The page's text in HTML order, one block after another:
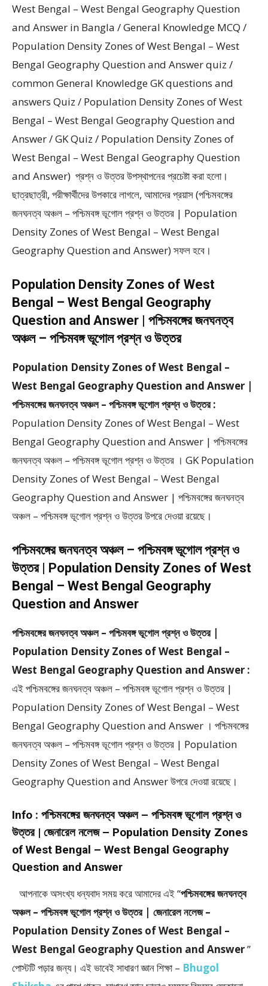
West Bengal – West Bengal Geography Question
and Answer in Bangla / General Knowledge MCQ /
Population Density Zones of West Bengal – West
Bengal Geography Question and Answer quiz /
common General Knowledge GK questions and
answers Quiz / Population Density Zones of West
Bengal – West Bengal Geography Question and
Answer / GK Quiz / Population Density Zones of
West Bengal – West Bengal Geography Question
and Answer) প্রশ্ন ও উত্তর উপস্থাপনের প্রচেষ্টা করা হলাে।
ছাত্রছাত্রী, পরীক্ষার্থীদের উপকারে লাগলে, আমাদের প্রয়াস (পশ্চিমবঙ্গের
জনঘনত্ব অঞ্চল – পশ্চিমবঙ্গ ভূগোল প্রশ্ন ও উত্তর | Population
Density Zones of West Bengal – West Bengal
Geography Question and Answer) সফল হবে।
Population Density Zones of West
Bengal – West Bengal Geography
Question and Answer | পশ্চিমবঙ্গের জনঘনত্ব
অঞ্চল – পশ্চিমবঙ্গ ভূগোল প্রশ্ন ও উত্তর
Population Density Zones of West Bengal –
West Bengal Geography Question and Answer |
পশ্চিমবঙ্গের জনঘনত্ব অঞ্চল – পশ্চিমবঙ্গ ভূগোল প্রশ্ন ও উত্তর :
Population Density Zones of West Bengal – West
Bengal Geography Question and Answer | পশ্চিমবঙ্গের
জনঘনত্ব অঞ্চল – পশ্চিমবঙ্গ ভূগোল প্রশ্ন ও উত্তর । GK Population
Density Zones of West Bengal – West Bengal
Geography Question and Answer | পশ্চিমবঙ্গের জনঘনত্ব
অঞ্চল – পশ্চিমবঙ্গ ভূগোল প্রশ্ন ও উত্তর উপরে দেওয়া রয়েছে।
পশ্চিমবঙ্গের জনঘনত্ব অঞ্চল – পশ্চিমবঙ্গ ভূগোল প্রশ্ন ও
উত্তর | Population Density Zones of West
Bengal – West Bengal Geography
Question and Answer
পশ্চিমবঙ্গের জনঘনত্ব অঞ্চল – পশ্চিমবঙ্গ ভূগোল প্রশ্ন ও উত্তর |
Population Density Zones of West Bengal –
West Bengal Geography Question and Answer :
এই পশ্চিমবঙ্গের জনঘনত্ব অঞ্চল – পশ্চিমবঙ্গ ভূগোল প্রশ্ন ও উত্তর |
Population Density Zones of West Bengal – West
Bengal Geography Question and Answer । পশ্চিমবঙ্গের
জনঘনত্ব অঞ্চল – পশ্চিমবঙ্গ ভূগোল প্রশ্ন ও উত্তর | Population
Density Zones of West Bengal – West Bengal
Geography Question and Answer উপরে দেওয়া রয়েছে।
Info : পশ্চিমবঙ্গের জনঘনত্ব অঞ্চল – পশ্চিমবঙ্গ ভূগোল প্রশ্ন ও
উত্তর | জেনারেল নলেজ – Population Density Zones
of West Bengal – West Bengal Geography
Question and Answer
আপনাকে অসংখ্য ধন্যবাদ সময় করে আমাদের এই “পশ্চিমবঙ্গের জনঘনত্ব
অঞ্চল – পশ্চিমবঙ্গ ভূগোল প্রশ্ন ও উত্তর | জেনারেল নলেজ –
Population Density Zones of West Bengal –
West Bengal Geography Question and Answer”
পােস্টটি পড়ার জন্য। এই ভাবেই সাধারণ জ্ঞান শিক্ষা – Bhugol